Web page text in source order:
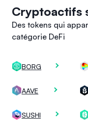
Cryptoactifs
Des tokens qui
catégorie DeFi
BORG
AAVE
SUSHI